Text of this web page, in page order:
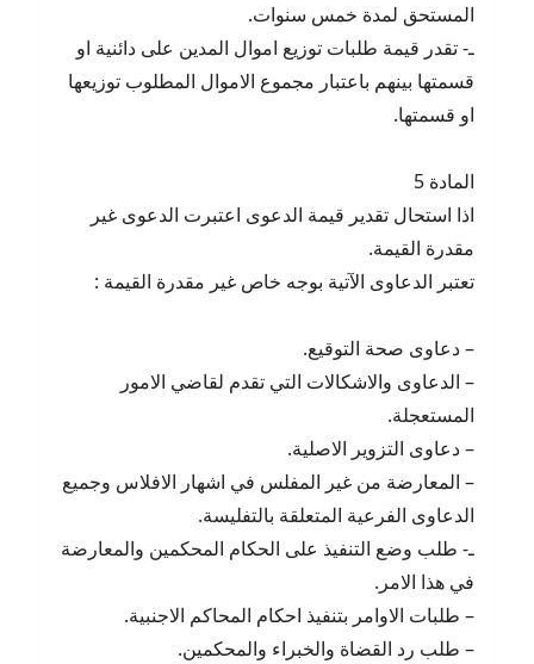
المستحق لمدة خمس سنوات.
ـ- تقدر قيمة طلبات توزيع اموال المدين على دائنية او
قسمتها بينهم باعتبار مجموع الاموال المطلوب توزيعها
او قسمتها.
المادة 5
اذا استحال تقدير قيمة الدعوى اعتبرت الدعوى غير
مقدرة القيمة.
تعتبر الدعاوى الآتية بوجه خاص غير مقدرة القيمة :
– دعاوى صحة التوقيع.
– الدعاوى والاشكالات التي تقدم لقاضي الامور
المستعجلة.
– دعاوى التزوير الاصلية.
– المعارضة من غير المفلس في اشهار الافلاس وجميع
الدعاوى الفرعية المتعلقة بالتفليسة.
ـ- طلب وضع التنفيذ على الحكام المحكمين والمعارضة
في هذا الامر.
– طلبات الاوامر بتنفيذ احكام المحاكم الاجنبية.
– طلب رد القضاة والخبراء والمحكمين.